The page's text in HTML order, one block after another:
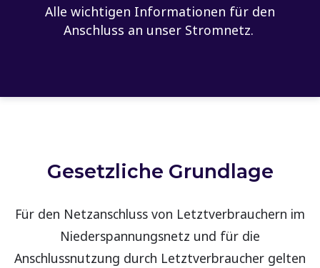
Alle wichtigen Informationen für den
Anschluss an unser Stromnetz.
Gesetzliche Grundlage
Für den Netzanschluss von Letztverbrauchern im
Niederspannungsnetz und für die
Anschlussnutzung durch Letztverbraucher gelten